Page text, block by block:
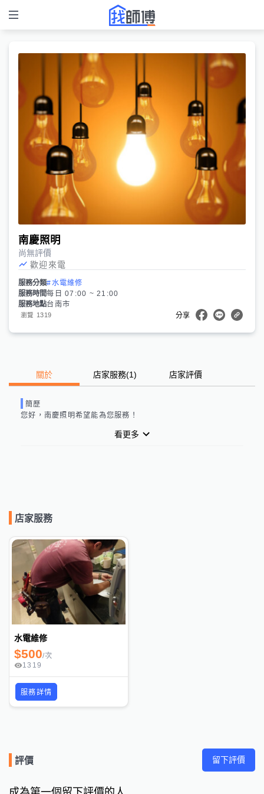
南慶照明
尚無評價
歡迎來電
服務分類#水電維修
服務時間每日 07:00 ~ 21:00
服務地點台南市
瀏覽 1319 分享
關於 店家服務(1) 店家評價
簡歷
您好， 南慶照明希望能為您服務！
看更多
店家服務
水電維修
$500/次
1319
服務詳情
評價 留下評價